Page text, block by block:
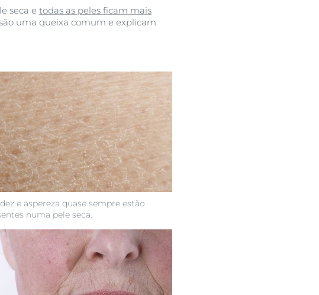
seca e todas as peles ficam mais
uma queixa comum e explicam
e aspereza quase sempre estão
numa pele seca.